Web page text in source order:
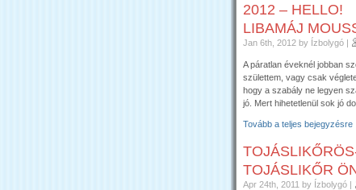
2012 – HELLO!
LIBAMÁJ
Jan 6th, 2012 by Ízbolygó
A páratlan éveknél jobban
születtem, vagy csak
hogy a szabály ne legyen
jó. Mert hihetetlenül sok jó
Tovább a teljes bejegyzésre
TOJÁSLIKŐR
Apr 24th, 2011 by Ízbolygó |